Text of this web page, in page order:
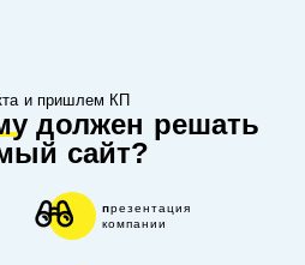
и пришлем КП
должен решать
сайт?
презентация
компании